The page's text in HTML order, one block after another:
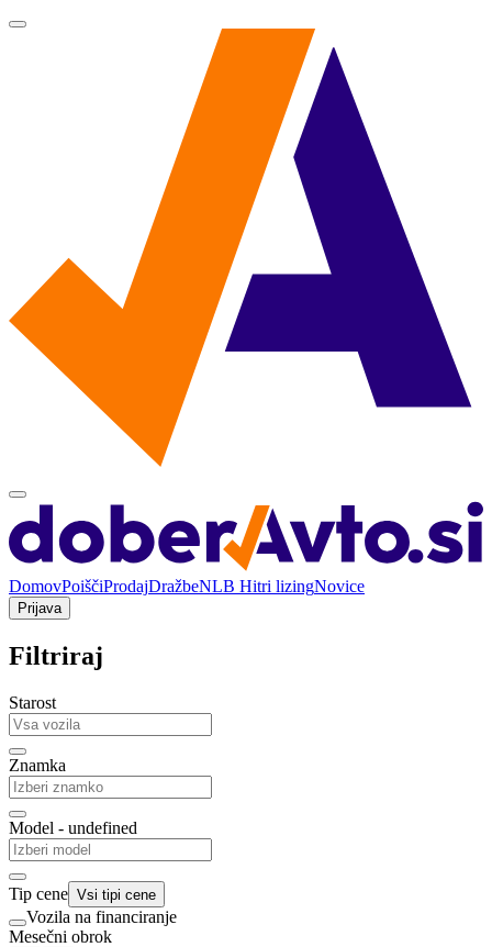
DomovPoiščiProdajDražbeNLB Hitri lizingNovice
Prijava
Filtriraj
Starost
Znamka
Model - undefined
Tip cene Vsi tipi cene
Vozila na financiranje
Mesečni obrok